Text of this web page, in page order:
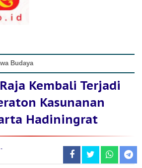
Budaya
Kembali Terjadi
Kasunanan
Hadiningrat